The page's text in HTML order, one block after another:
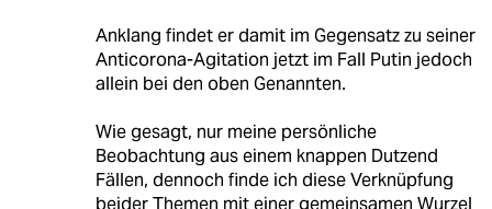
Anklang findet er damit im Gegensatz zu seiner
Anticorona-Agitation jetzt im Fall Putin jedoch
allein bei den oben Genannten.
Wie gesagt, nur meine persönliche
Beobachtung aus einem knappen Dutzend
Fällen, dennoch finde ich diese Verknüpfung
beider Themen mit einer gemeinsamen Wurzel